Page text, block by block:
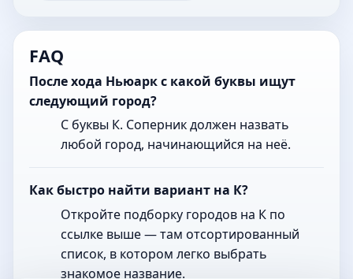
FAQ
После хода Ньюарк с какой буквы ищут
следующий город?
С буквы К. Соперник должен назвать
любой город, начинающийся на неё.
Как быстро найти вариант на К?
Откройте подборку городов на К по
ссылке выше — там отсортированный
список, в котором легко выбрать
знакомое название.